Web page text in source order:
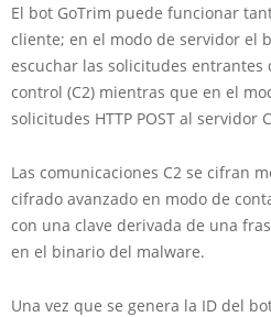
El bot GoTrim puede funcionar
cliente; en el modo de servidor el
escuchar las solicitudes entrantes
control (C2) mientras que en el
solicitudes HTTP POST al servidor
Las comunicaciones C2 se cifran
cifrado avanzado en modo de
con una clave derivada de una
en el binario del malware.
Una vez que se genera la ID del